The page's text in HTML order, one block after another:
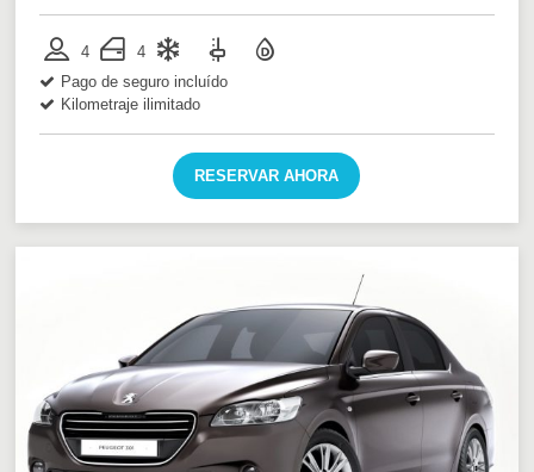
4
4
Pago de seguro incluído
Kilometraje ilimitado
RESERVAR AHORA